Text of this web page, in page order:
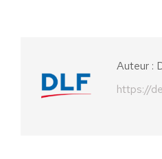
Auteur :
https://